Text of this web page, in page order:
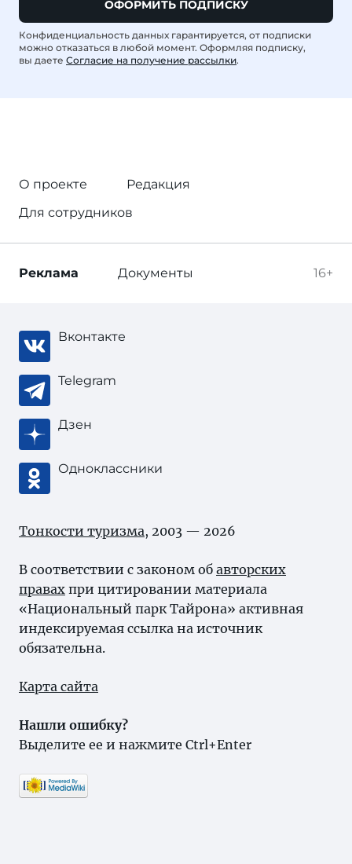
ОФОРМИТЬ ПОДПИСКУ
Конфиденциальность данных гарантируется, от подписки
можно отказаться в любой момент. Оформляя подписку,
вы даете Согласие на получение рассылки.
О проекте
Редакция
Для сотрудников
16+
Реклама Документы
Вконтакте
Telegram
Дзен
Одноклассники
Тонкости туризма, 2003 — 2026
В соответствии с законом об авторских
правах при цитировании материала
«Национальный парк Тайрона» активная
индексируемая ссылка на источник
обязательна.
Карта сайта
Нашли ошибку?
Выделите ее и нажмите Ctrl+Enter